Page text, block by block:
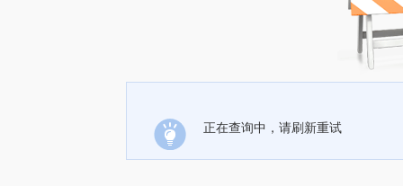
正在查询中，请刷新重试